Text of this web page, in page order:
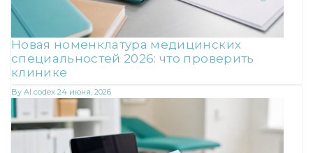
Новая номенклатура медицинских
специальностей 2026: что проверить
клинике
By AI codex 24 июня, 2026